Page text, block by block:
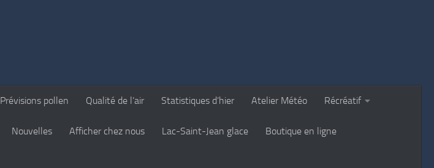
Prévisions pollen Qualité de l’air Statistiques d’hier Atelier Météo Récréatif
Nouvelles Afficher chez nous Lac-Saint-Jean glace Boutique en ligne